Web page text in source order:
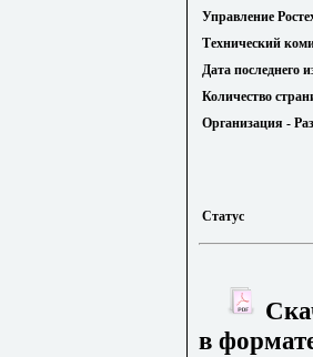
Управление
Технический
Дата последнего
Количество
Организация -
Статус
в